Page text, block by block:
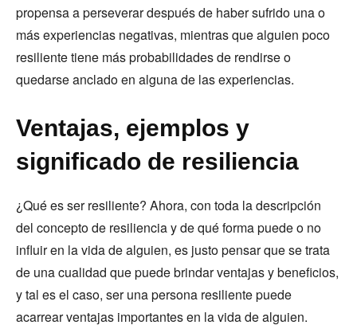
propensa a perseverar después de haber sufrido una o
más experiencias negativas, mientras que alguien poco
resiliente tiene más probabilidades de rendirse o
quedarse anclado en alguna de las experiencias.
Ventajas, ejemplos y
significado de resiliencia
¿Qué es ser resiliente? Ahora, con toda la descripción
del concepto de resiliencia y de qué forma puede o no
influir en la vida de alguien, es justo pensar que se trata
de una cualidad que puede brindar ventajas y beneficios,
y tal es el caso, ser una persona resiliente puede
acarrear ventajas importantes en la vida de alguien.